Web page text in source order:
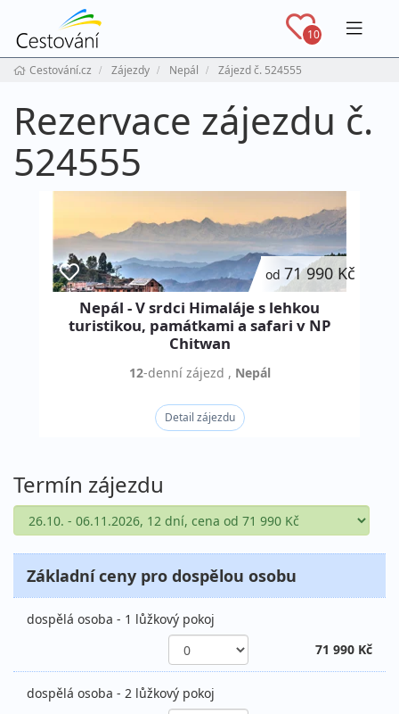
10
Cestování.cz Zájezdy Nepál Zájezd č. 524555
Rezervace zájezdu č.
524555
od 71 990 Kč
Nepál - V srdci Himaláje s lehkou
turistikou, památkami a safari v NP
Chitwan
12-dennízájezd , Nepál
Detail zájezdu
Termín zájezdu
Základní ceny pro dospělou osobu
dospělá osoba - 1 lůžkový pokoj
71 990 Kč
dospělá osoba - 2 lůžkový pokoj